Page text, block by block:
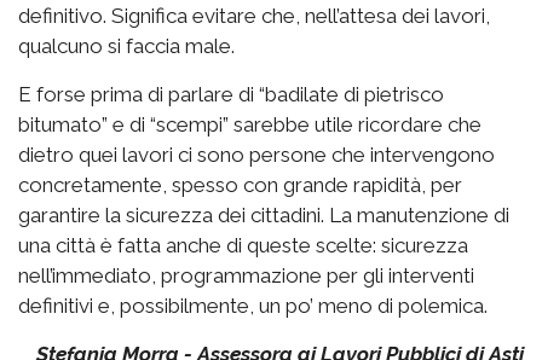
definitivo. Significa evitare che, nell’attesa dei lavori,
qualcuno si faccia male.
E forse prima di parlare di “badilate di pietrisco
bitumato” e di “scempi” sarebbe utile ricordare che
dietro quei lavori ci sono persone che intervengono
concretamente, spesso con grande rapidità, per
garantire la sicurezza dei cittadini. La manutenzione di
una città è fatta anche di queste scelte: sicurezza
nell’immediato, programmazione per gli interventi
definitivi e, possibilmente, un po’ meno di polemica.
Stefania Morra - Assessora ai Lavori Pubblici di Asti